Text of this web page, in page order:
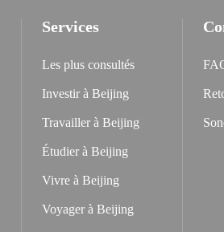
Services
Les plus consultés
Investir à Beijing
Travailler à Beijing
Étudier à Beijing
Vivre à Beijing
Voyager à Beijing